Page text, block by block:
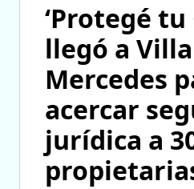
‘Protegé tu
llegó a Villa
Mercedes
acercar
jurídica a